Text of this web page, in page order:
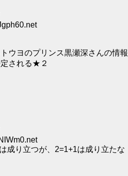
ウヨのプリンス黒瀬深さんの情報
される★２
成り立つが、2=1+1は成り立たな